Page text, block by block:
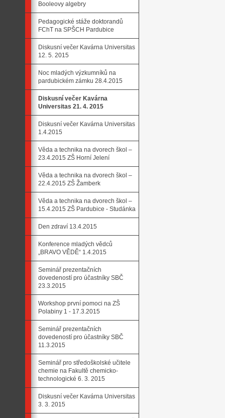
Booleovy algebry
Pedagogické stáže doktorandů
FChT na SPŠCH Pardubice
Diskusní večer Kavárna Universitas
12. 5. 2015
Noc mladých výzkumníků na
pardubickém zámku 28.4.2015
Diskusní večer Kavárna
Universitas 21. 4. 2015
Diskusní večer Kavárna Universitas
1.4.2015
Věda a technika na dvorech škol –
23.4.2015 ZŠ Horní Jelení
Věda a technika na dvorech škol –
22.4.2015 ZŠ Žamberk
Věda a technika na dvorech škol –
15.4.2015 ZŠ Pardubice - Studánka
Den zdraví 13.4.2015
Konference mladých vědců
„BRAVO VĚDĚ“ 1.4.2015
Seminář prezentačních
dovedeností pro účastníky SBČ
23.3.2015
Workshop první pomoci na ZŠ
Polabiny 1 - 17.3.2015
Seminář prezentačních
dovedeností pro účastníky SBČ
11.3.2015
Seminář pro středoškolské učitele
chemie na Fakultě chemicko-
technologické 6. 3. 2015
Diskusní večer Kavárna Universitas
3. 3. 2015